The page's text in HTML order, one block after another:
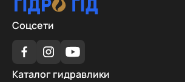
Соцсети
Каталог
Каталог гидравлики